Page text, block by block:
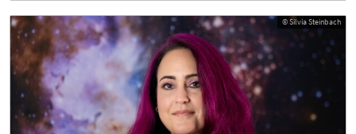
© Silvia Steinbach